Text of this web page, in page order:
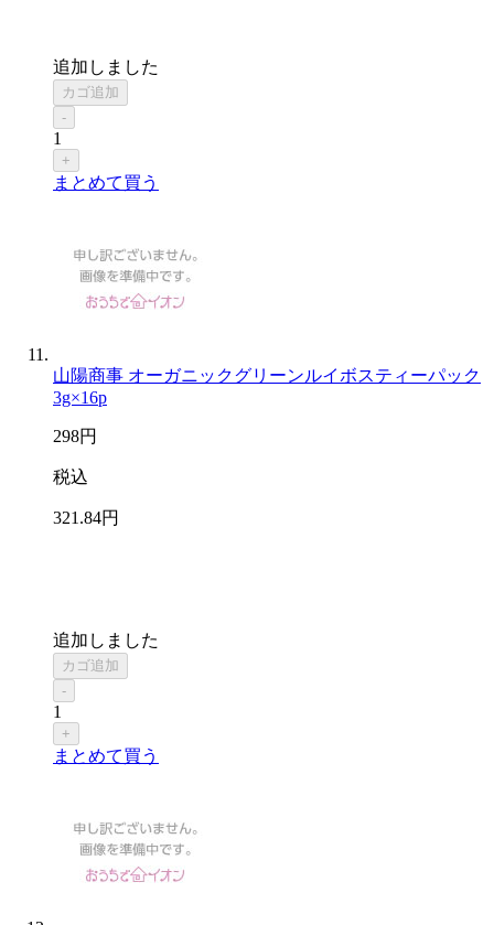
追加しました
カゴ追加
-
1
+
まとめて買う
山陽商事 オーガニックグリーンルイボスティーパック
3g×16p
298円
税込
321 .84円
追加しました
カゴ追加
-
1
+
まとめて買う